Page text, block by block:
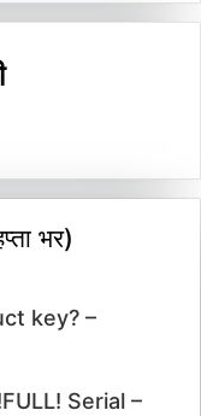
भर)
key? –
Serial –